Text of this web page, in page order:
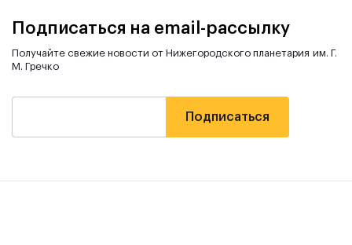
Подписаться на email-рассылку
Получайте свежие новости от Нижегородского планетария им. Г.
М. Гречко